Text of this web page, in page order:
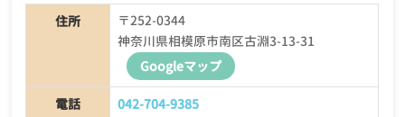
住所
〒252-0344
神奈川県相模原市南区古淵3-13-31
Googleマップ
電話 042-704-9385